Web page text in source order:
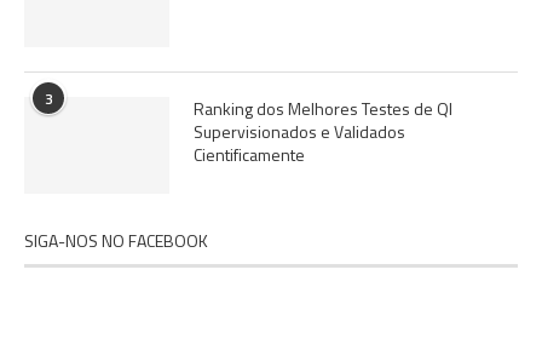
3
Ranking dos Melhores Testes de QI
Supervisionados e Validados
Cientificamente
SIGA-NOS NO FACEBOOK